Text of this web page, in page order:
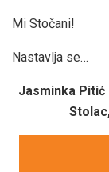
Mi Stočani!
Nastavlja se…
Stolac,